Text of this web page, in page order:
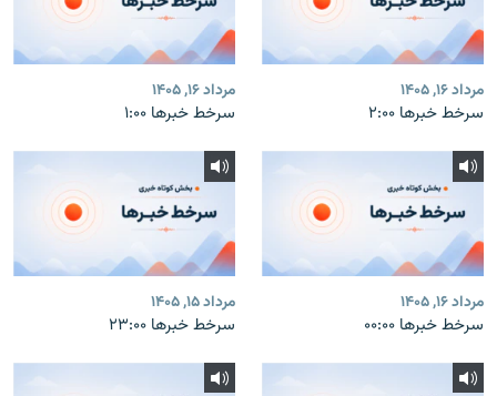
مرداد ۱۶, ۱۴۰۵
سرخط خبرها ۲:۰۰
مرداد ۱۶, ۱۴۰۵
سرخط خبرها ۱:۰۰
مرداد ۱۶, ۱۴۰۵
سرخط خبرها ۰۰:۰۰
مرداد ۱۵, ۱۴۰۵
سرخط خبرها ۲۳:۰۰